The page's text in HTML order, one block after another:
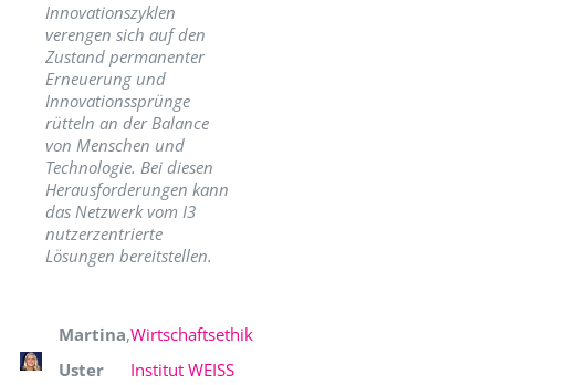
Innovationszyklen
verengen sich auf den
Zustand permanenter
Erneuerung und
Innovationssprünge
rütteln an der Balance
von Menschen und
Technologie. Bei diesen
Herausforderungen kann
das Netzwerk vom I3
nutzerzentrierte
Lösungen bereitstellen.
Martina
Uster
,Wirtschaftsethik
Institut WEISS